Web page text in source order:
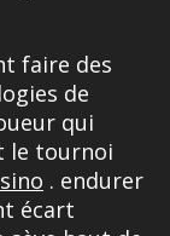
faire des
de
qui
le tournoi
. endurer
écart